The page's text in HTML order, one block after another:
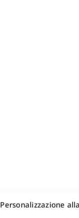
Personalizzazione